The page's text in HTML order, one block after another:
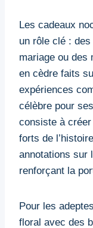
Les cadeaux
un rôle clé :
mariage ou des
en cèdre faits
expériences
célèbre pour
consiste à
forts de
annotations sur
renforçant la
Pour les
floral avec des